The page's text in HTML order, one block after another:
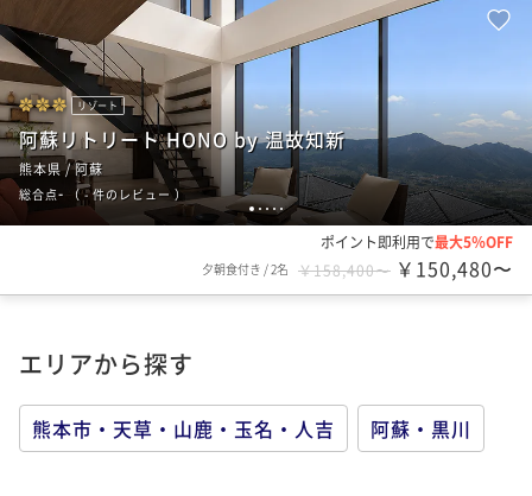
12345
リゾート
阿蘇リトリート HONO by 温故知新
熊本県 / 阿蘇
総合点- （- 件のレビュー ）
ポイント即利用で最大5％OFF
夕朝食付き /2名 ￥158,400〜 ￥150,480〜
エリアから探す
熊本市・天草・山鹿・玉名・人吉 阿蘇・黒川